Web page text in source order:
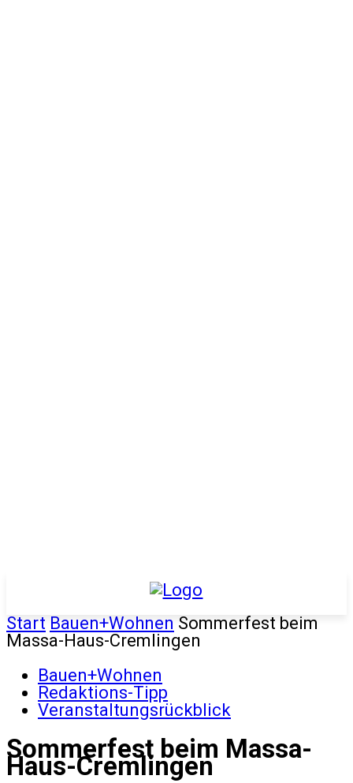
Start Bauen+Wohnen Sommerfest beim
Massa-Haus-Cremlingen
Bauen+Wohnen
Redaktions-Tipp
Veranstaltungsrückblick
Sommerfest beim Massa-
Haus-Cremlingen